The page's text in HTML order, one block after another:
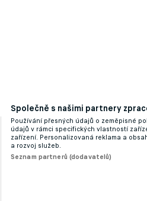
Společně s našimi partnery
Používání přesných údajů o zeměpisné
údajů v rámci specifických vlastností
zařízení. Personalizovaná reklama a
a rozvoj služeb.
Seznam partnerů (dodavatelů)